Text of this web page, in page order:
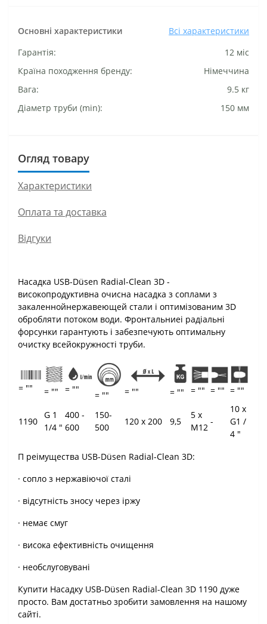
Основні характеристики
Всі характеристики
Гарантія:
12 міс
Країна походження бренду:
Німеччина
Вага:
9.5 кг
Діаметр труби (min):
150 мм
Огляд товару
Характеристики
Оплата та доставка
Відгуки
Насадка USB-Düsen Radial-Clean 3D -
високопродуктивна очисна насадка з соплами з
закаленнойнержавеющей стали і оптимізованим 3D
обробляти потоком води. Фронтальниеі радіальні
форсунки гарантують і забезпечують оптимальну
очистку всейокружності труби.
= "" = "" = ""
= "" = "" = "" = "" = "" = ""
1190
G 1
1/4 "
400 -
600
150-
500
120 x 200 9,5
5 x
M12
-
10 x
G1 /
4 "
П реімущества USB-Düsen Radial-Clean 3D:
· сопло з нержавіючої сталі
· відсутність зносу через іржу
· немає смуг
· висока ефективність очищення
· необслуговувані
Купити Насадку USB-Düsen Radial-Clean 3D 1190 дуже
просто. Вам достатньо зробити замовлення на нашому
сайті.